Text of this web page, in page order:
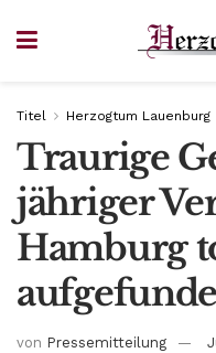
Titel Herzogtum Lauenburg
Traurige
jähriger
Hamburg
von Pressemitteilung